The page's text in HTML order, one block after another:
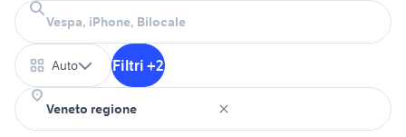
Auto Filtri +2